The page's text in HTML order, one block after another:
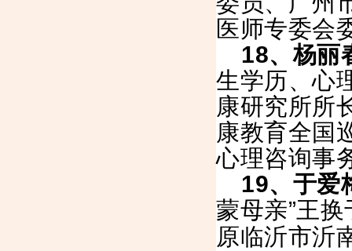
医师专委会
18、杨丽
生学历、心
康研究所所
康教育全国
心理咨询事
19、于爱
蒙母亲”王换
原临沂市沂